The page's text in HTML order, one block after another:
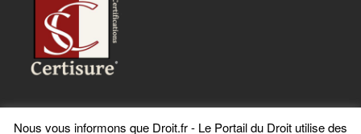
Nous vous informons que Droit.fr - Le Portail du Droit utilise des